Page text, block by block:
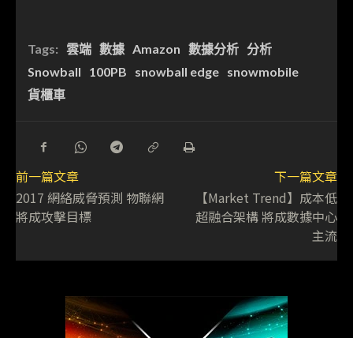
Tags: 雲端 數據 Amazon 數據分析 分析
Snowball
100PB snowball edge snowmobile
貨櫃車
前一篇文章
2017 網絡威脅預測 物聯網
將成攻擊目標
下一篇文章
【Market Trend】成本低
超融合架構 將成數據中心
主流